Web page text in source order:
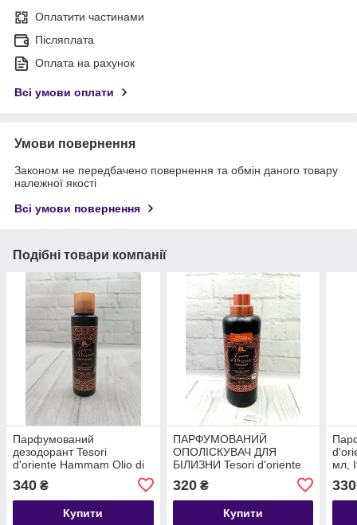
Оплатити частинами
Післяплата
Оплата на рахунок
Всі умови оплати
Умови повернення
Законом не передбачено повернення та обмін даного товару
належної якості
Всі умови повернення
Подібні товари компанії
Парфумований
дезодорант Tesori
d'oriente Hammam Olio di
год, 150 мл, Італія
340 ₴
Купити
ПАРФУМОВАНИЙ
ОПОЛІСКУВАЧ ДЛЯ
БІЛИЗНИ Tesori d'oriente
Hammam 760 мл 38 прань
концентрат Італія
320₴
Купити
мл,
330